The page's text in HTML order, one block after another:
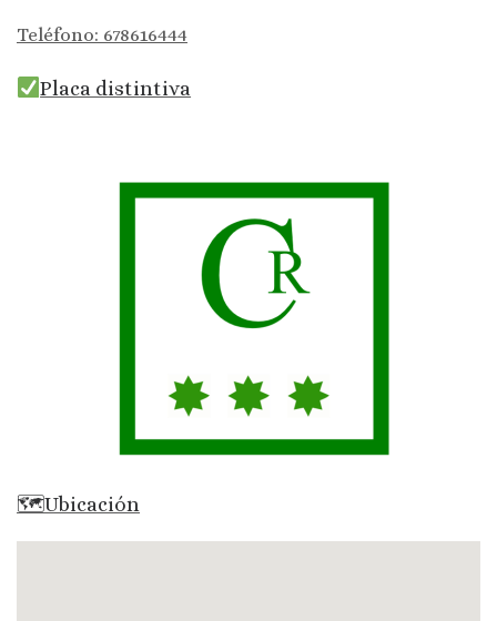
Teléfono: 678616444
Placa distintiva
🗺Ubicación